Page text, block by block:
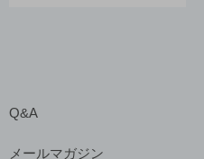
Q&A
メールマガジン